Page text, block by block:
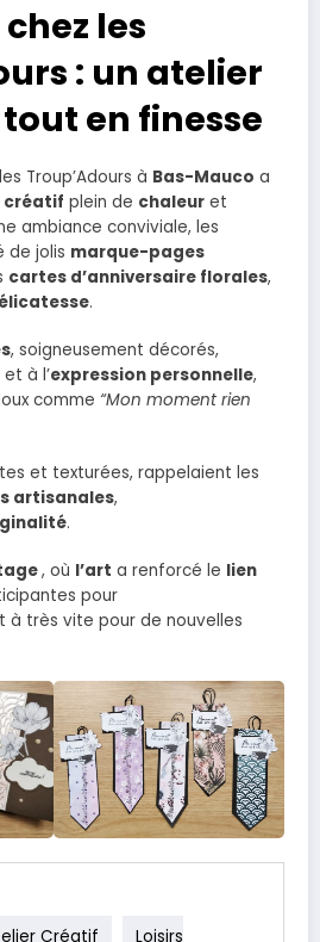
les
: un atelier
en finesse
Troup’Adours à Bas-Mauco a
créatif plein de chaleur et
ambiance conviviale, les
de jolis marque-pages
cartes d’anniversaire florales,
.
, soigneusement décorés,
et à l’expression personnelle,
comme “Mon moment rien
et texturées, rappelaient les
artisanales,
.
, où l’art a renforcé le lien
pour
à très vite pour de nouvelles
Créatif Loisirs